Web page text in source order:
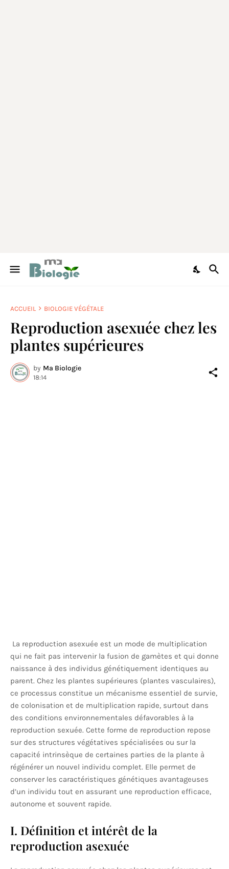
ACCUEIL BIOLOGIE VÉGÉTALE
Reproduction asexuée chez les
plantes supérieures
by Ma Biologie
18:14
La reproduction asexuée est un mode de multiplication
qui ne fait pas intervenir la fusion de gamètes et qui donne
naissance à des individus génétiquement identiques au
parent. Chez les plantes supérieures (plantes vasculaires),
ce processus constitue un mécanisme essentiel de survie,
de colonisation et de multiplication rapide, surtout dans
des conditions environnementales défavorables à la
reproduction sexuée. Cette forme de reproduction repose
sur des structures végétatives spécialisées ou sur la
capacité intrinsèque de certaines parties de la plante à
régénérer un nouvel individu complet. Elle permet de
conserver les caractéristiques génétiques avantageuses
d’un individu tout en assurant une reproduction efficace,
autonome et souvent rapide.
I. Définition et intérêt de la
reproduction asexuée